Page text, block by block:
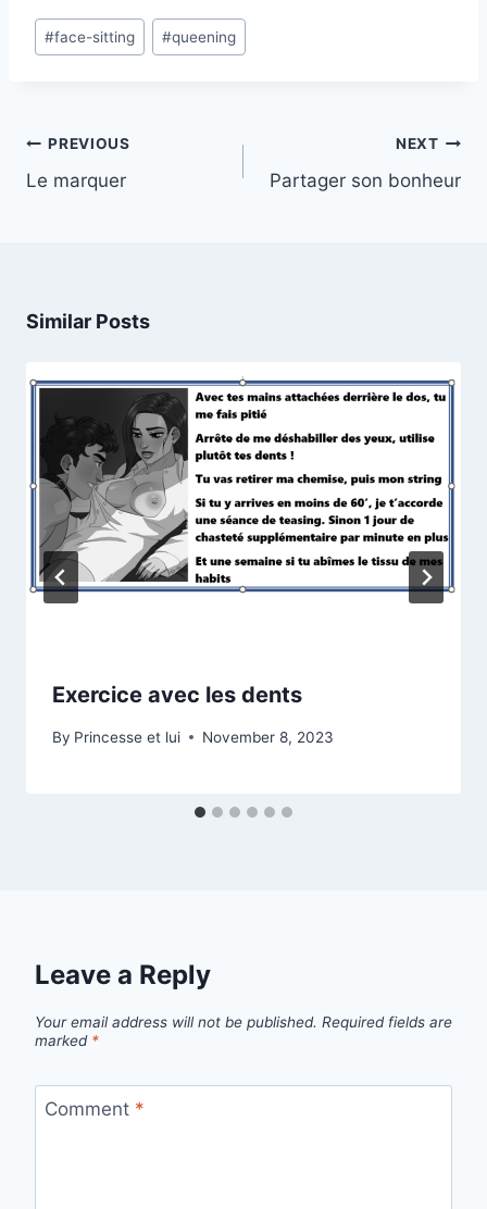
Post
Tags:
#face-sitting #queening
Post
navigation
PREVIOUS
Le marquer
NEXT
Partager son bonheur
Similar Posts
Exercice avec les dents
By Princesse et lui November 8, 2023
Leave a Reply
Your email address will not be published. Required fields are
marked *
Comment *